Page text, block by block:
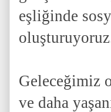
eşliğinde
Geleceğimiz
ve daha